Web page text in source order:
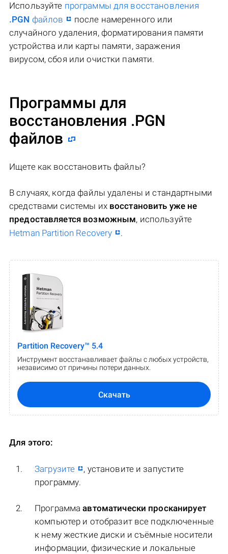
Используйте программы для восстановления
.PGN файлов
после намеренного или
случайного удаления, форматирования памяти
устройства или карты памяти, заражения
вирусом, сбоя или очистки памяти.
Программы для
восстановления .PGN
файлов
Ищете как восстановить файлы?
В случаях, когда файлы удалены и стандартными
средствами системы их восстановить уже не
предоставляется возможным, используйте
Hetman Partition Recovery
.
Partition Recovery™ 5.4
Инструмент восстанавливает файлы с любых устройств,
независимо от причины потери данных.
Скачать
Для этого:
Загрузите
, установите и запустите
программу.
Программаавтоматически просканирует
компьютер и отобразит все подключенные
к нему жесткие диски и съёмные носители
информации, физические и локальные